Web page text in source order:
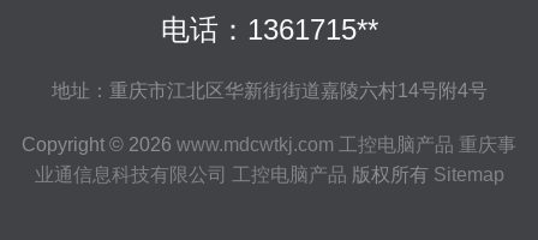
电话：1361715**
地址：重庆市江北区华新街街道嘉陵六村14号附4号
Copyright © 2026 www.mdcwtkj.com 工控电脑产品 重庆事
业通信息科技有限公司 工控电脑产品 版权所有 Sitemap